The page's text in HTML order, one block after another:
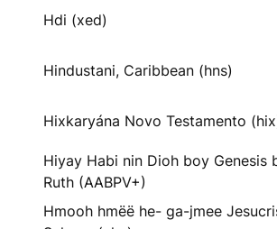
Hdi (xed)
Hindustani, Caribbean (hns)
Hixkaryána Novo Testamento
Hiyay Habi nin Dioh boy Genesis
Ruth (AABPV+)
Hmooh hmëë he- ga-jmee